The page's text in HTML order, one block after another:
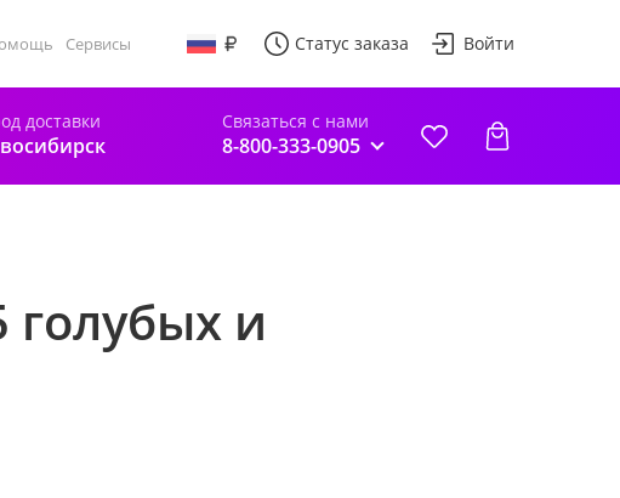
Сервисы Статус заказа Войти
доставки Связаться с нами
8-800-333-0905
и